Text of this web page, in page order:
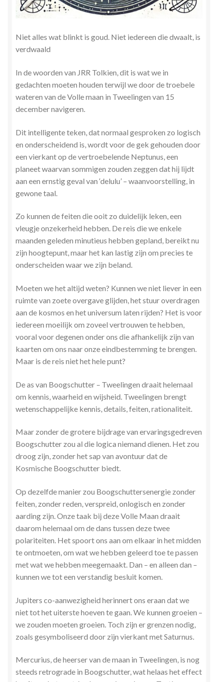
Privacybeleid
Stress en Burn-out Coaching
Transactionele Analyse
Verbinden en Transformeren met 17 Archeia en hun
Webshop
Wie ben ik
Winkelwagen
Zielsgeoriënteerde Jobcoaching
Niet alles wat blinkt is goud. Niet iedereen die dwaalt, is
verdwaald
In de woorden van JRR Tolkien, dit is wat we in
gedachten moeten houden terwijl we door de troebele
wateren van de Volle maan in Tweelingen van 15
december navigeren.
Dit intelligente teken, dat normaal gesproken zo logisch
en onderscheidend is, wordt voor de gek gehouden door
een vierkant op de vertroebelende Neptunus, een
planeet waarvan sommigen zouden zeggen dat hij lijdt
aan een ernstig geval van ‘delulu’ – waanvoorstelling, in
gewone taal.
Zo kunnen de feiten die ooit zo duidelijk leken, een
vleugje onzekerheid hebben. De reis die we enkele
maanden geleden minutieus hebben gepland, bereikt nu
zijn hoogtepunt, maar het kan lastig zijn om precies te
onderscheiden waar we zijn beland.
Moeten we het altijd weten? Kunnen we niet liever in een
ruimte van zoete overgave glijden, het stuur overdragen
aan de kosmos en het universum laten rijden? Het is voor
iedereen moeilijk om zoveel vertrouwen te hebben,
vooral voor degenen onder ons die afhankelijk zijn van
kaarten om ons naar onze eindbestemming te brengen.
Maar is de reis niet het hele punt?
De as van Boogschutter – Tweelingen draait helemaal
om kennis, waarheid en wijsheid. Tweelingen brengt
wetenschappelijke kennis, details, feiten, rationaliteit.
Maar zonder de grotere bijdrage van ervaringsgedreven
Boogschutter zou al die logica niemand dienen. Het zou
droog zijn, zonder het sap van avontuur dat de
Kosmische Boogschutter biedt.
Op dezelfde manier zou Boogschuttersenergie zonder
feiten, zonder reden, verspreid, onlogisch en zonder
aarding zijn. Onze taak bij deze Volle Maan draait
daarom helemaal om de dans tussen deze twee
polariteiten. Het spoort ons aan om elkaar in het midden
te ontmoeten, om wat we hebben geleerd toe te passen
met wat we hebben meegemaakt. Dan – en alleen dan –
kunnen we tot een verstandig besluit komen.
Jupiters co-aanwezigheid herinnert ons eraan dat we
niet tot het uiterste hoeven te gaan. We kunnen groeien –
we zouden moeten groeien. Toch zijn er grenzen nodig,
zoals gesymboliseerd door zijn vierkant met Saturnus.
Mercurius, de heerser van de maan in Tweelingen, is nog
steeds retrograde in Boogschutter, wat helaas het effect